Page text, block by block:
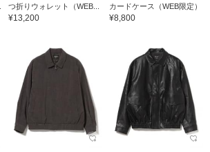
つ折りウォレット（WEB...
¥13,200
カードケース（WEB限定）
¥8,800